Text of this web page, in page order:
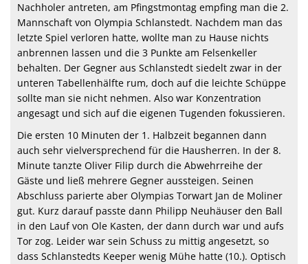
Nachholer antreten, am Pfingstmontag empfing man die 2.
Mannschaft von Olympia Schlanstedt. Nachdem man das
letzte Spiel verloren hatte, wollte man zu Hause nichts
anbrennen lassen und die 3 Punkte am Felsenkeller
behalten. Der Gegner aus Schlanstedt siedelt zwar in der
unteren Tabellenhälfte rum, doch auf die leichte Schüppe
sollte man sie nicht nehmen. Also war Konzentration
angesagt und sich auf die eigenen Tugenden fokussieren.
Die ersten 10 Minuten der 1. Halbzeit begannen dann
auch sehr vielversprechend für die Hausherren. In der 8.
Minute tanzte Oliver Filip durch die Abwehrreihe der
Gäste und ließ mehrere Gegner aussteigen. Seinen
Abschluss parierte aber Olympias Torwart Jan de Moliner
gut. Kurz darauf passte dann Philipp Neuhäuser den Ball
in den Lauf von Ole Kasten, der dann durch war und aufs
Tor zog. Leider war sein Schuss zu mittig angesetzt, so
dass Schlanstedts Keeper wenig Mühe hatte (10.). Optisch